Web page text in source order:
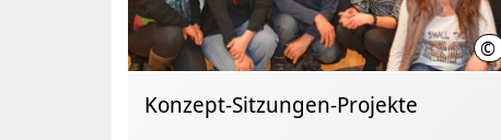
©
Konzept-Sitzungen-Projekte